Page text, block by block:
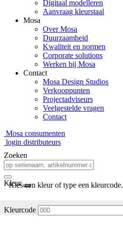
Digitaal modelleren
Aanvraag kleurstaal
Mosa
Over Mosa
Duurzaamheid
Kwaliteit en normen
Corporate solutions
Werken bij Mosa
Contact
Mosa Design Studios
Verkooppunten
Projectadviseurs
Veelgestelde vragen
Contact
Mosa consumenten
login distributeurs
Zoeken
Kleur
Kies een kleur of type een kleurcode.
Kleurcode